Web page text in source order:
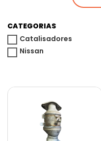
CATEGORIAS
Catalisadores
Nissan